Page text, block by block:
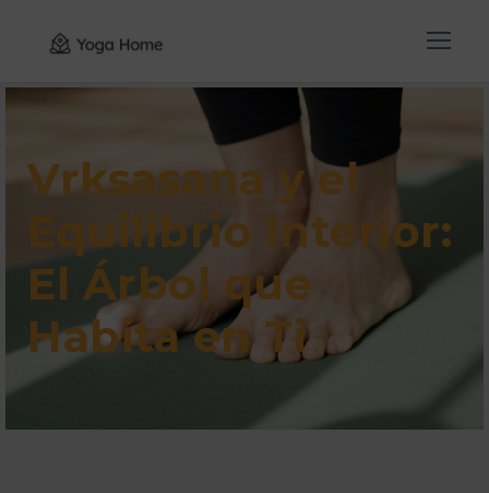
Vrksasana y el
Equilibrio Interior:
El Árbol que
Habita en Ti